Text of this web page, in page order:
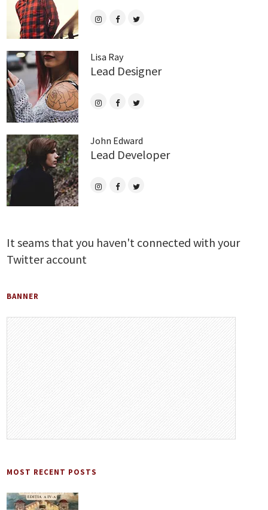
Lisa Ray
Lead Designer
John Edward
Lead Developer
It seams that you haven't connected with your
Twitter account
BANNER
MOST RECENT POSTS